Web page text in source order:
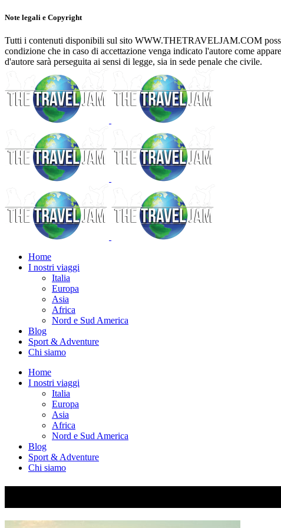
Note legali e Copyright
Tutti i contenuti disponibili sul sito WWW.THETRAVELJAM.COM
condizione che in caso di accettazione venga indicato l'autore come
d'autore sarà perseguita ai sensi di legge, sia in sede penale che civile.
Home
I nostri viaggi
Italia
Europa
Asia
Africa
Nord e Sud America
Blog
Sport & Adventure
Chi siamo
Home
I nostri viaggi
Italia
Europa
Asia
Africa
Nord e Sud America
Blog
Sport & Adventure
Chi siamo